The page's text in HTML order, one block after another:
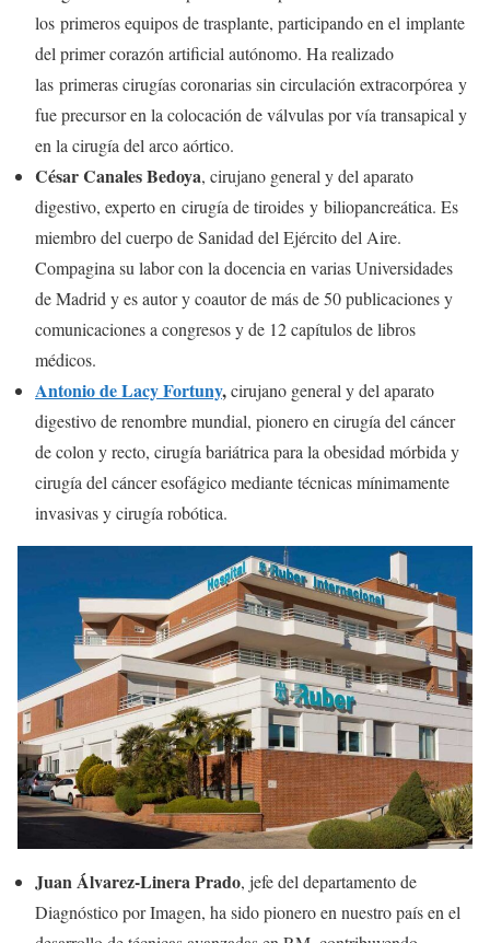
los primeros equipos de trasplante, participando en el implante
del primer corazón artificial autónomo. Ha realizado
las primeras cirugías coronarias sin circulación extracorpórea y
fue precursor en la colocación de válvulas por vía transapical y
en la cirugía del arco aórtico.
César Canales Bedoya, cirujano general y del aparato
digestivo, experto en cirugía de tiroides y biliopancreática. Es
miembro del cuerpo de Sanidad del Ejército del Aire.
Compagina su labor con la docencia en varias Universidades
de Madrid y es autor y coautor de más de 50 publicaciones y
comunicaciones a congresos y de 12 capítulos de libros
médicos.
Antonio de Lacy Fortuny,cirujano general y del aparato
digestivo de renombre mundial, pionero en cirugía del cáncer
de colon y recto, cirugía bariátrica para la obesidad mórbida y
cirugía del cáncer esofágico mediante técnicas mínimamente
invasivas y cirugía robótica.
Juan Álvarez-Linera Prado, jefe del departamento de
Diagnóstico por Imagen, ha sido pionero en nuestro país en el